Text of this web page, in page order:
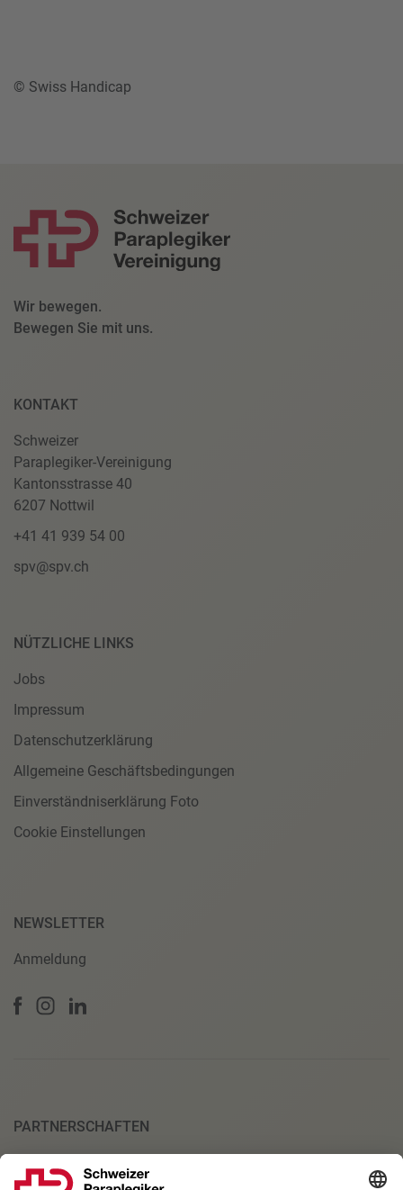
© Swiss Handicap
Wir bewegen.
Bewegen Sie mit uns.
KONTAKT
Schweizer
Paraplegiker-Vereinigung
Kantonsstrasse 40
6207 Nottwil
+41 41 939 54 00
spv@spv.ch
NÜTZLICHE LINKS
Jobs
Impressum
Datenschutzerklärung
Allgemeine Geschäftsbedingungen
Einverständniserklärung Foto
Cookie Einstellungen
NEWSLETTER
Anmeldung
PARTNERSCHAFTEN